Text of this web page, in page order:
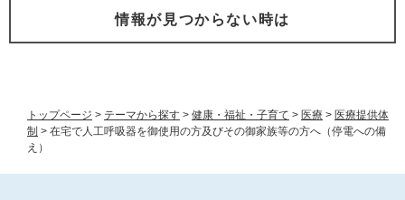
トップページ > テーマから探す > 健康・福祉・子育て > 医療 > 医療提供体
制 > 在宅で人工呼吸器を御使用の方及びその御家族等の方へ（停電への備
え）
情報が見つからない時は